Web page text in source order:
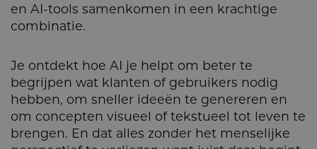
en AI-tools samenkomen in een krachtige
combinatie.
Je ontdekt hoe AI je helpt om beter te
begrijpen wat klanten of gebruikers nodig
hebben, om sneller ideeën te genereren en
om concepten visueel of tekstueel tot leven te
brengen. En dat alles zonder het menselijke